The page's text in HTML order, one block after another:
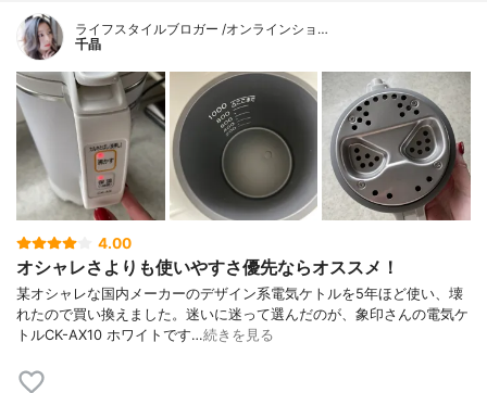
ライフスタイルブロガー /オンラインショ…
千晶
4.00
オシャレさよりも使いやすさ優先ならオススメ！
某オシャレな国内メーカーのデザイン系電気ケトルを5年ほど使い、壊
れたので買い換えました。迷いに迷って選んだのが、象印さんの電気ケ
トルCK-AX10 ホワイトです…続きを見る